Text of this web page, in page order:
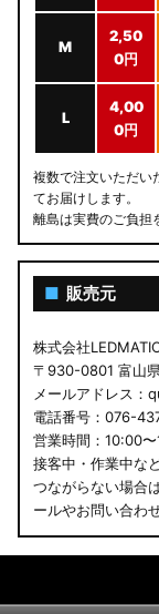
M
2,50
0円
L
4,00
0円
複数で注文いただい
てお届けします。
離島は実費のご負担
■ 販売元
株式会社
〒930-0801 富山
メールアドレス
電話番号：076-
営業時間：10:00〜
接客中・作業中な
つながらない場合
ールやお問い合わ